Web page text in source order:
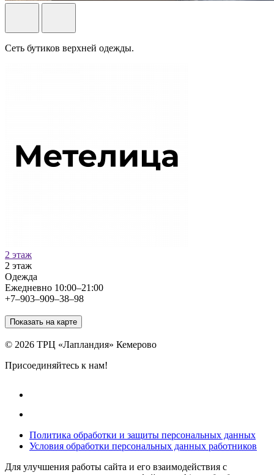
Сеть бутиков верхней одежды.
2 этаж
2 этаж
Одежда
Ежедневно 10:00–21:00
+7‒903‒909‒38‒98
Показать на карте
© 2026 ТРЦ «Лапландия» Кемерово
Присоединяйтесь к нам!
Политика обработки и защиты персональных данных
Условия обработки персональных данных работников
Для улучшения работы сайта и его взаимодействия с